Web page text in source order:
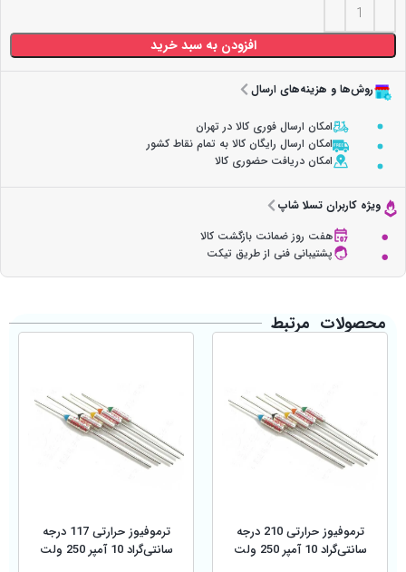
افزودن به سبد خرید
روش‌ها و هزینه‌های ارسال
امکان ارسال فوری کالا در تهران
امکان ارسال رایگان کالا به تمام نقاط کشور
امکان دریافت حضوری کالا
ویژه کاربران تسلا شاپ
هفت روز ضمانت بازگشت کالا
پشتیبانی فنی از طریق تیکت
محصولات مرتبط
ترموفیوز حرارتی 210 درجه
سانتی‌گراد 10 آمپر 250 ولت
ترموفیوز حرارتی 117 درجه
سانتی‌گراد 10 آمپر 250 ولت